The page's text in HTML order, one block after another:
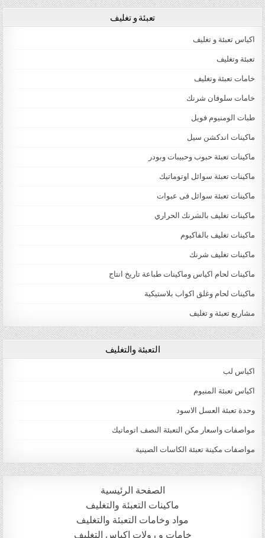
تعبئة و تغليف
اكياس تعبئة و تغليف
تعبئة وتغليف
خامات تعبئة وتغليف
خامات سلوفان شرنك
طبات الومنيوم فويل
ماكينات اندكشن سيل
ماكينات تعبئة حبوب وحبيبات وبودر
ماكينات تعبئة سوائل اوتوماتيك
ماكينات تعبئة سوائل فى عبوات
ماكينات تغليف بالشرنك الحراري
ماكينات تغليف بالفاكيوم
ماكينات تغليف شرنك
ماكينات لحام اكياس وماكينات طباعة تاريخ انتاج
ماكينات لحام وغلق اكواب بلاستيكية
مشاريع تعبئة و تغليف
التعبئة والتغليف
اكياس لب
اكياس تعبئة المنيوم
وحدة تعبئة العسل الاسود
مواصفات واسعار مكن التعبئة النصف اتوماتيك
مواصفات مكينة تعبئة الكاسات الصينية
الصفحة الرئيسية
ماكينات التعبئة والتغليف
مواد وخامات التعبئة والتغليف
خامات و رولات اكياس التغليف